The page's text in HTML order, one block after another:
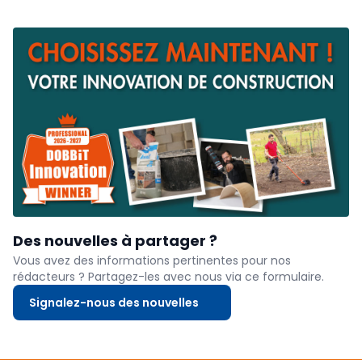
Des nouvelles à partager ?
Vous avez des informations pertinentes pour nos
rédacteurs ? Partagez-les avec nous via ce formulaire.
Signalez-nous des nouvelles